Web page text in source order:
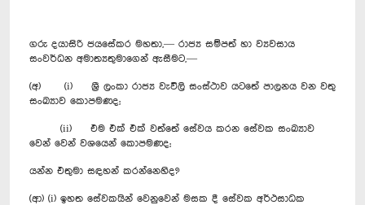
ගරු දයාසිරි ජයසේකර මහතා,— රාජ්‍ය සම්පත් හා ව්‍යවසාය
සංවර්ධන අමාත්‍යතුමාගෙන් ඇසීමට,—
(අ) (i) ශ්‍රී ලංකා රාජ්‍ය වැවිලි සංස්ථාව යටතේ පාලනය වන වතු
සංඛ්‍යාව කොපමණද;
(ii) එම එක් එක් වත්තේ සේවය කරන සේවක සංඛ්‍යාව
වෙන් වෙන් වශයෙන් කොපමණද;
යන්න එතුමා සඳහන් කරන්නෙහිද?
(ආ) (i) ඉහත සේවකයින් වෙනුවෙන් මසක දී සේවක අර්ථසාධක